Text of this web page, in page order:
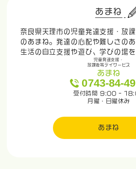
あまね
奈良県天理市の児童発達支援・放
のあまね。発達の心配や難しさの
生活の自立支援や遊び、学びの場を
児童発達支援・
放課後等デイサービス
あまね
0743-84-
受付時間 9:00 -
月曜・日曜休み
あまね